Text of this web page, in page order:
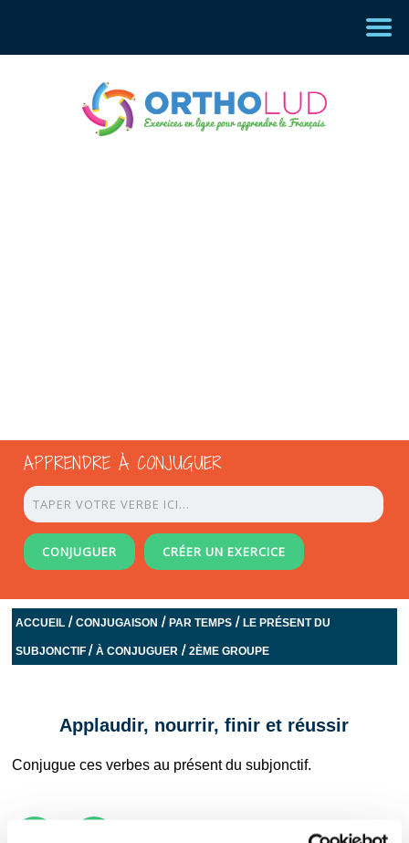
APPRENDRE À CONJUGUER
CONJUGUER CRÉER UN EXERCICE
ACCUEIL /CONJUGAISON /PAR TEMPS /LE PRÉSENT DU
SUBJONCTIF/À CONJUGUER /2ÈME GROUPE
Applaudir, nourrir, finir et réussir
Conjugue ces verbes au présent du subjonctif.